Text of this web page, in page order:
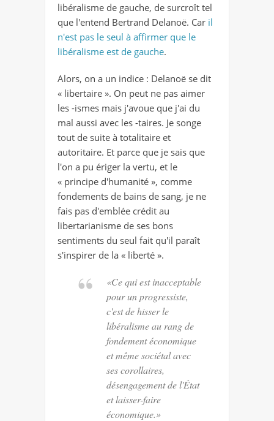
libéralisme de gauche, de surcroît tel
que l'entend Bertrand Delanoë. Car il
n'est pas le seul à affirmer que le
libéralisme est de gauche.
Alors, on a un indice : Delanoë se dit
« libertaire ». On peut ne pas aimer
les -ismes mais j'avoue que j'ai du
mal aussi avec les -taires. Je songe
tout de suite à totalitaire et
autoritaire. Et parce que je sais que
l'on a pu ériger la vertu, et le
« principe d'humanité », comme
fondements de bains de sang, je ne
fais pas d'emblée crédit au
libertarianisme de ses bons
sentiments du seul fait qu'il paraît
s'inspirer de la « liberté ».
«Ce qui est inacceptable
pour un progressiste,
c'est de hisser le
libéralisme au rang de
fondement économique
et même sociétal avec
ses corollaires,
désengagement de l'État
et laisser-faire
économique.»